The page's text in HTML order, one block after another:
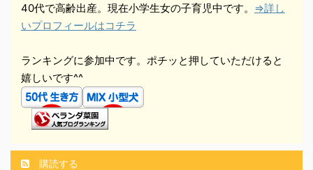
40代で高齢出産。現在小学生女の子育児中です。 ⇒詳し
いプロフィールはコチラ
ランキングに参加中です。ポチッと押していただけると
嬉しいです^^
購読する